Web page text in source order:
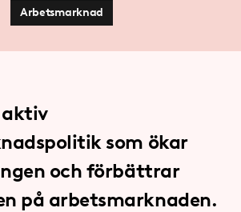
Arbetsmarknad
aktiv
som ökar
och förbättrar
på arbetsmarknaden.